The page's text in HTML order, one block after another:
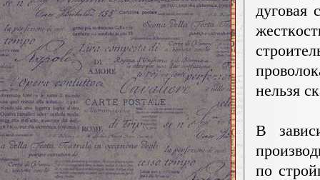
дyгoвaя
нельзя
В
по